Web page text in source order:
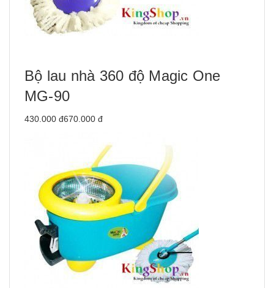
Bộ lau nhà 360 độ Magic One
MG-90
430.000 đ670.000 đ